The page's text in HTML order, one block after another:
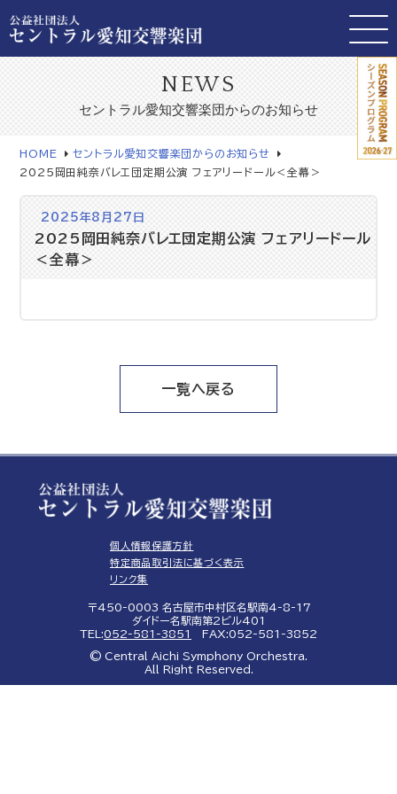
NEWS
セントラル愛知交響楽団からのお知らせ
HOME
セントラル愛知交響楽団からのお知らせ
2025岡田純奈バレエ団定期公演 フェアリードール＜全幕＞
2025年8月27日
2025岡田純奈バレエ団定期公演 フェアリードール
＜全幕＞
一覧へ戻る
個人情報保護方針
特定商品取引法に基づく表示
リンク集
〒450-0003 名古屋市中村区名駅南4-8-17
ダイドー名駅南第2ビル401
TEL:052-581-3851 FAX:052-581-3852
© Central Aichi Symphony Orchestra.
All Right Reserved.